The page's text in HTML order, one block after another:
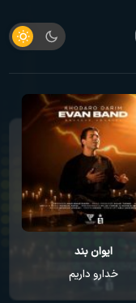
ایوان بند
خدارو داریم